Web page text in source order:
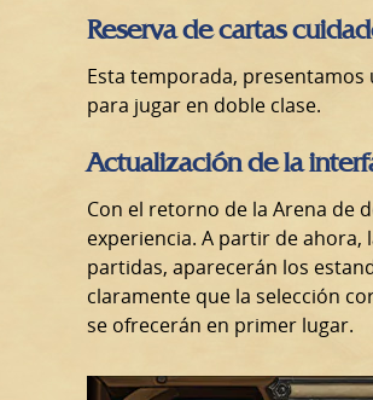
Reserva de cartas
Esta temporada,
para jugar en doble clase.
Actualización de la
Con el retorno de la Arena de
experiencia. A partir de
partidas, aparecerán los
claramente que la selección
se ofrecerán en primer lugar.